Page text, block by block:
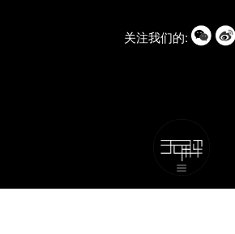
关注我们的: